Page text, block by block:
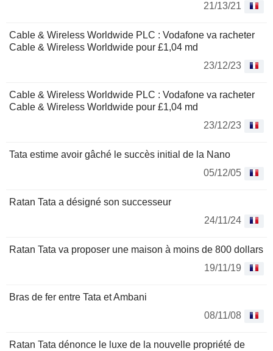
21/13/21
Cable & Wireless Worldwide PLC : Vodafone va racheter
Cable & Wireless Worldwide pour £1,04 md
23/12/23
Cable & Wireless Worldwide PLC : Vodafone va racheter
Cable & Wireless Worldwide pour £1,04 md
23/12/23
Tata estime avoir gâché le succès initial de la Nano
05/12/05
Ratan Tata a désigné son successeur
24/11/24
Ratan Tata va proposer une maison à moins de 800 dollars
19/11/19
Bras de fer entre Tata et Ambani
08/11/08
Ratan Tata dénonce le luxe de la nouvelle propriété de